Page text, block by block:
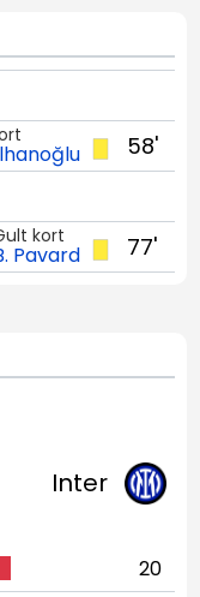
58'
77'
kort
Pavard
Inter
20